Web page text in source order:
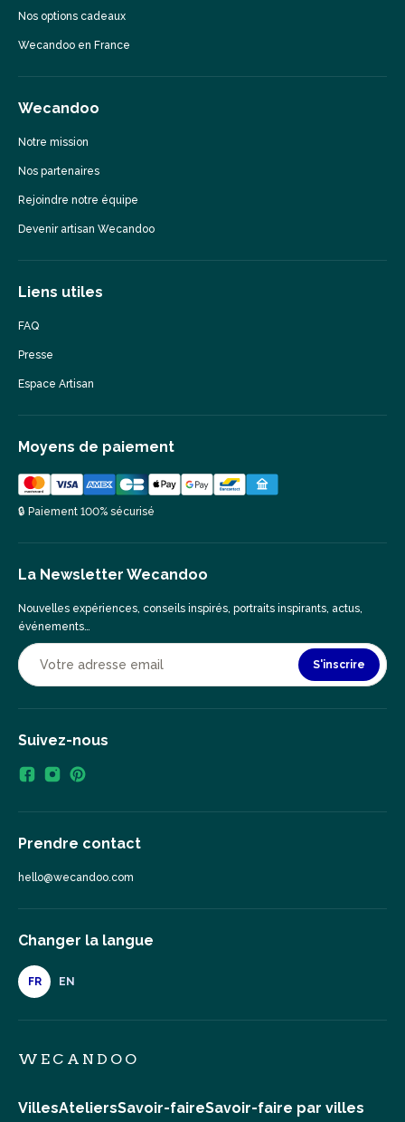
Nos options cadeaux
Wecandoo en France
Wecandoo
Notre mission
Nos partenaires
Rejoindre notre équipe
Devenir artisan Wecandoo
Liens utiles
FAQ
Presse
Espace Artisan
Moyens de paiement
🔒 Paiement 100% sécurisé
La Newsletter Wecandoo
Nouvelles expériences, conseils inspirés, portraits inspirants, actus,
événements…
S'inscrire
Suivez-nous
Prendre contact
hello@wecandoo.com
Changer la langue
FR EN
WECANDOO
VillesAteliersSavoir-faireSavoir-faire par villes